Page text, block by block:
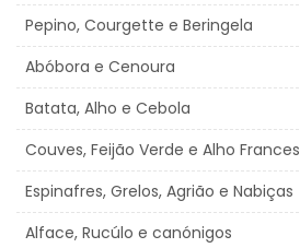
Pepino, Courgette e Beringela
Abóbora e Cenoura
Batata, Alho e Cebola
Couves, Feijão Verde e Alho Frances
Espinafres, Grelos, Agrião e Nabiças
Alface, Rucúlo e canónigos